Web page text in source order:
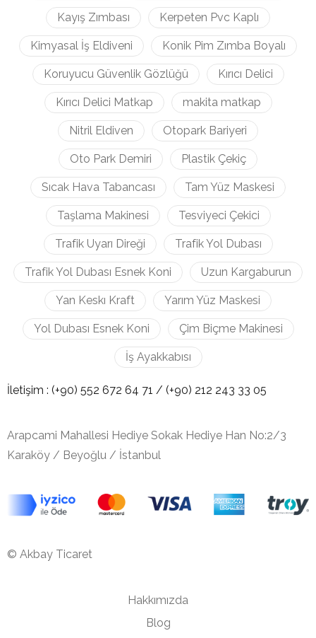
Kayış Zımbası Kerpeten Pvc Kaplı
Kimyasal İş Eldiveni Konik Pim Zımba Boyalı
Koruyucu Güvenlik Gözlüğü Kırıcı Delici
Kırıcı Delici Matkap makita matkap
Nitril Eldiven Otopark Bariyeri
Oto Park Demiri Plastik Çekiç
Sıcak Hava Tabancası Tam Yüz Maskesi
Taşlama Makinesi Tesviyeci Çekici
Trafik Uyarı Direği Trafik Yol Dubası
Trafik Yol Dubası Esnek Koni Uzun Kargaburun
Yan Keskı Kraft Yarım Yüz Maskesi
Yol Dubası Esnek Koni Çim Biçme Makinesi
İş Ayakkabısı
İletişim : (+90) 552 672 64 71 / (+90) 212 243 33 05
Arapcami Mahallesi Hediye Sokak Hediye Han No:2/3
Karaköy / Beyoğlu / İstanbul
© Akbay Ticaret
Hakkımızda
Blog